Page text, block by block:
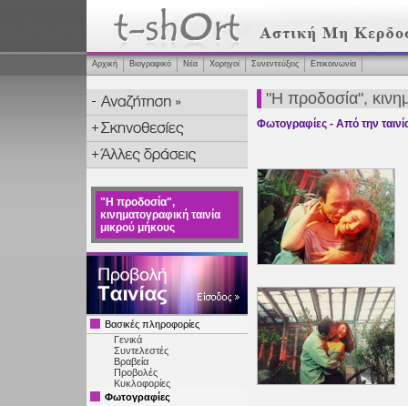
Αρχική Βιογραφικό Νέα Χορηγοί Συνεντεύξεις Επικοινωνία
"Η προδοσία",
κινηματογραφική ταινία
μικρού μήκους
Βασικές πληροφορίες
Γενικά
Συντελεστές
Βραβεία
Προβολές
Κυκλοφορίες
Φωτογραφίες
"Η προδοσία",
Φωτογραφίες - Από την